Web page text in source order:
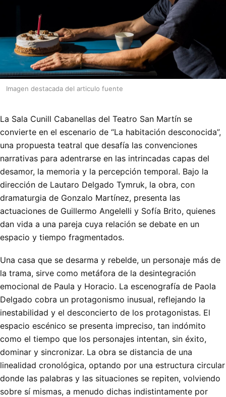
Imagen destacada del articulo fuente
La Sala Cunill Cabanellas del Teatro San Martín se
convierte en el escenario de “La habitación desconocida”,
una propuesta teatral que desafía las convenciones
narrativas para adentrarse en las intrincadas capas del
desamor, la memoria y la percepción temporal. Bajo la
dirección de Lautaro Delgado Tymruk, la obra, con
dramaturgia de Gonzalo Martínez, presenta las
actuaciones de Guillermo Angelelli y Sofía Brito, quienes
dan vida a una pareja cuya relación se debate en un
espacio y tiempo fragmentados.
Una casa que se desarma y rebelde, un personaje más de
la trama, sirve como metáfora de la desintegración
emocional de Paula y Horacio. La escenografía de Paola
Delgado cobra un protagonismo inusual, reflejando la
inestabilidad y el desconcierto de los protagonistas. El
espacio escénico se presenta impreciso, tan indómito
como el tiempo que los personajes intentan, sin éxito,
dominar y sincronizar. La obra se distancia de una
linealidad cronológica, optando por una estructura circular
donde las palabras y las situaciones se repiten, volviendo
sobre sí mismas, a menudo dichas indistintamente por